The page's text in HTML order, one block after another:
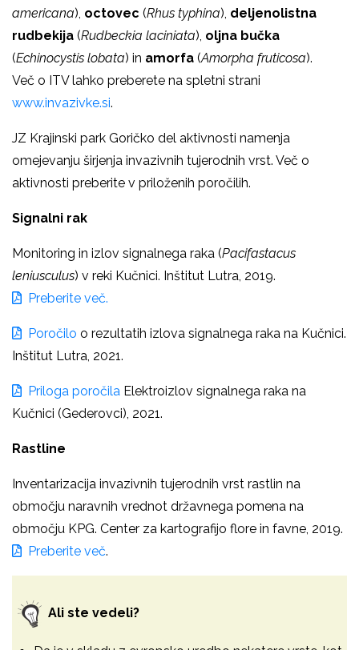
americana), octovec (Rhus typhina), deljenolistna
rudbekija (Rudbeckia laciniata), oljna bučka
(Echinocystis lobata) in amorfa (Amorpha fruticosa).
Več o ITV lahko preberete na spletni strani
www.invazivke.si.
JZ Krajinski park Goričko del aktivnosti namenja
omejevanju širjenja invazivnih tujerodnih vrst. Več o
aktivnosti preberite v priloženih poročilih.
Signalni rak
Monitoring in izlov signalnega raka (Pacifastacus
leniusculus) v reki Kučnici. Inštitut Lutra, 2019.
Preberite več.
Poročilo o rezultatih izlova signalnega raka na Kučnici.
Inštitut Lutra, 2021.
Priloga poročila Elektroizlov signalnega raka na
Kučnici (Gederovci), 2021.
Rastline
Inventarizacija invazivnih tujerodnih vrst rastlin na
območju naravnih vrednot državnega pomena na
območju KPG. Center za kartografijo flore in favne, 2019.
Preberite več.
Ali ste vedeli?